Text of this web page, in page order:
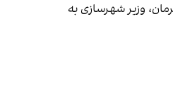
وزیر شهرسازی به